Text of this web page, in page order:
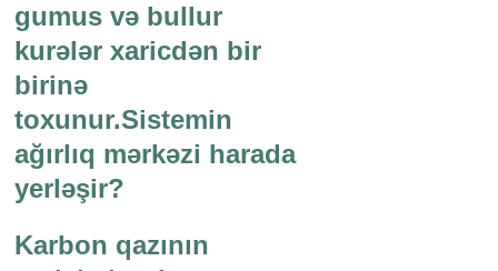
gumus və bullur
kurələr xaricdən bir
birinə
toxunur.Sistemin
ağırlıq mərkəzi harada
yerləşir?
Karbon qazının